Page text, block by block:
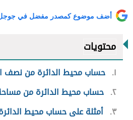
أضف موضوع كمصدر مفضل في
محتويات
١ حساب محيط الدائرة من نصف
٢ حساب محيط الدائرة من
٣ أمثلة على حساب محيط